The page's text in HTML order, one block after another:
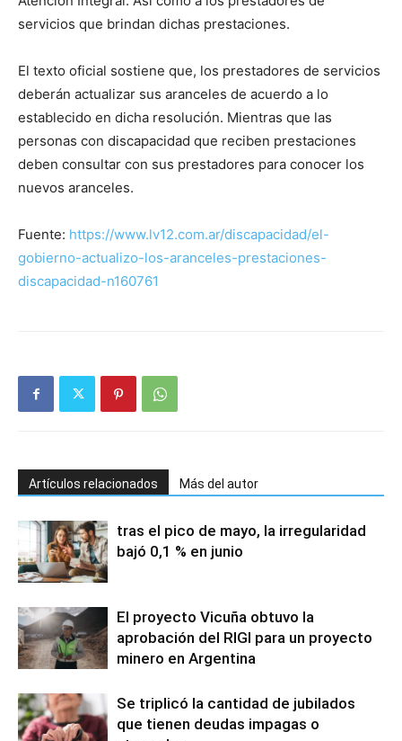
servicios que brindan dichas prestaciones.
El texto oficial sostiene que, los prestadores de servicios
deberán actualizar sus aranceles de acuerdo a lo
establecido en dicha resolución. Mientras que las
personas con discapacidad que reciben prestaciones
deben consultar con sus prestadores para conocer los
nuevos aranceles.
Fuente: https://www.lv12.com.ar/discapacidad/el-
gobierno-actualizo-los-aranceles-prestaciones-
discapacidad-n160761
Artículos relacionados Más del autor
tras el pico de mayo, la irregularidad
bajó 0,1 % en junio
El proyecto Vicuña obtuvo la
aprobación del RIGI para un proyecto
minero en Argentina
Se triplicó la cantidad de jubilados
que tienen deudas impagas o